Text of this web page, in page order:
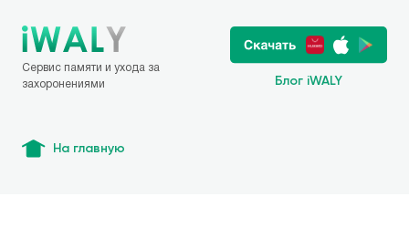
Сервис памяти и ухода за
захоронениями
Блог iWALY
На главную